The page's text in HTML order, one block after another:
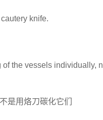
knife.
the vessels individually,
是用烙刀碳化它们